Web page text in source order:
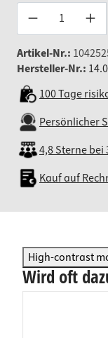
Artikel-Nr.:
Hersteller-Nr.:
100 Tage
Persönlicher
4,8 Sterne bei
Kauf auf
High-contrast
Wird oft